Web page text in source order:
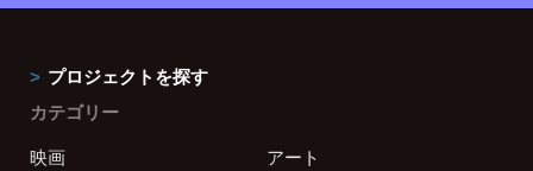
プロジェクトを探す
カテゴリー
映画
アート